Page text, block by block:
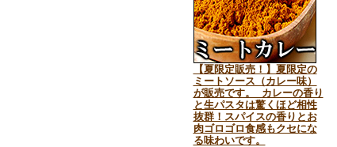
【夏限定販売！】夏限定の
ミートソース（カレー味）
が販売です。 カレーの香り
と生パスタは驚くほど相性
抜群！スパイスの香りとお
肉ゴロゴロ食感もクセにな
る味わいです。